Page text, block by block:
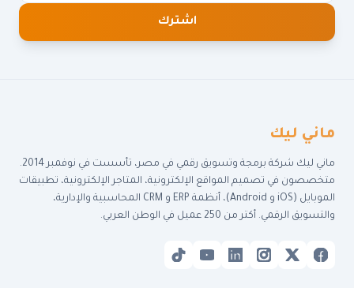
اشترك
ماني ليك
ماني ليك شركة برمجة وتسويق رقمي في مصر، تأسست في نوفمبر 2014.
متخصصون في تصميم المواقع الإلكترونية، المتاجر الإلكترونية، تطبيقات
الموبايل (iOS و Android)، أنظمة ERP و CRM المحاسبية والإدارية،
والتسويق الرقمي. أكتر من 250 عميل في الوطن العربي.